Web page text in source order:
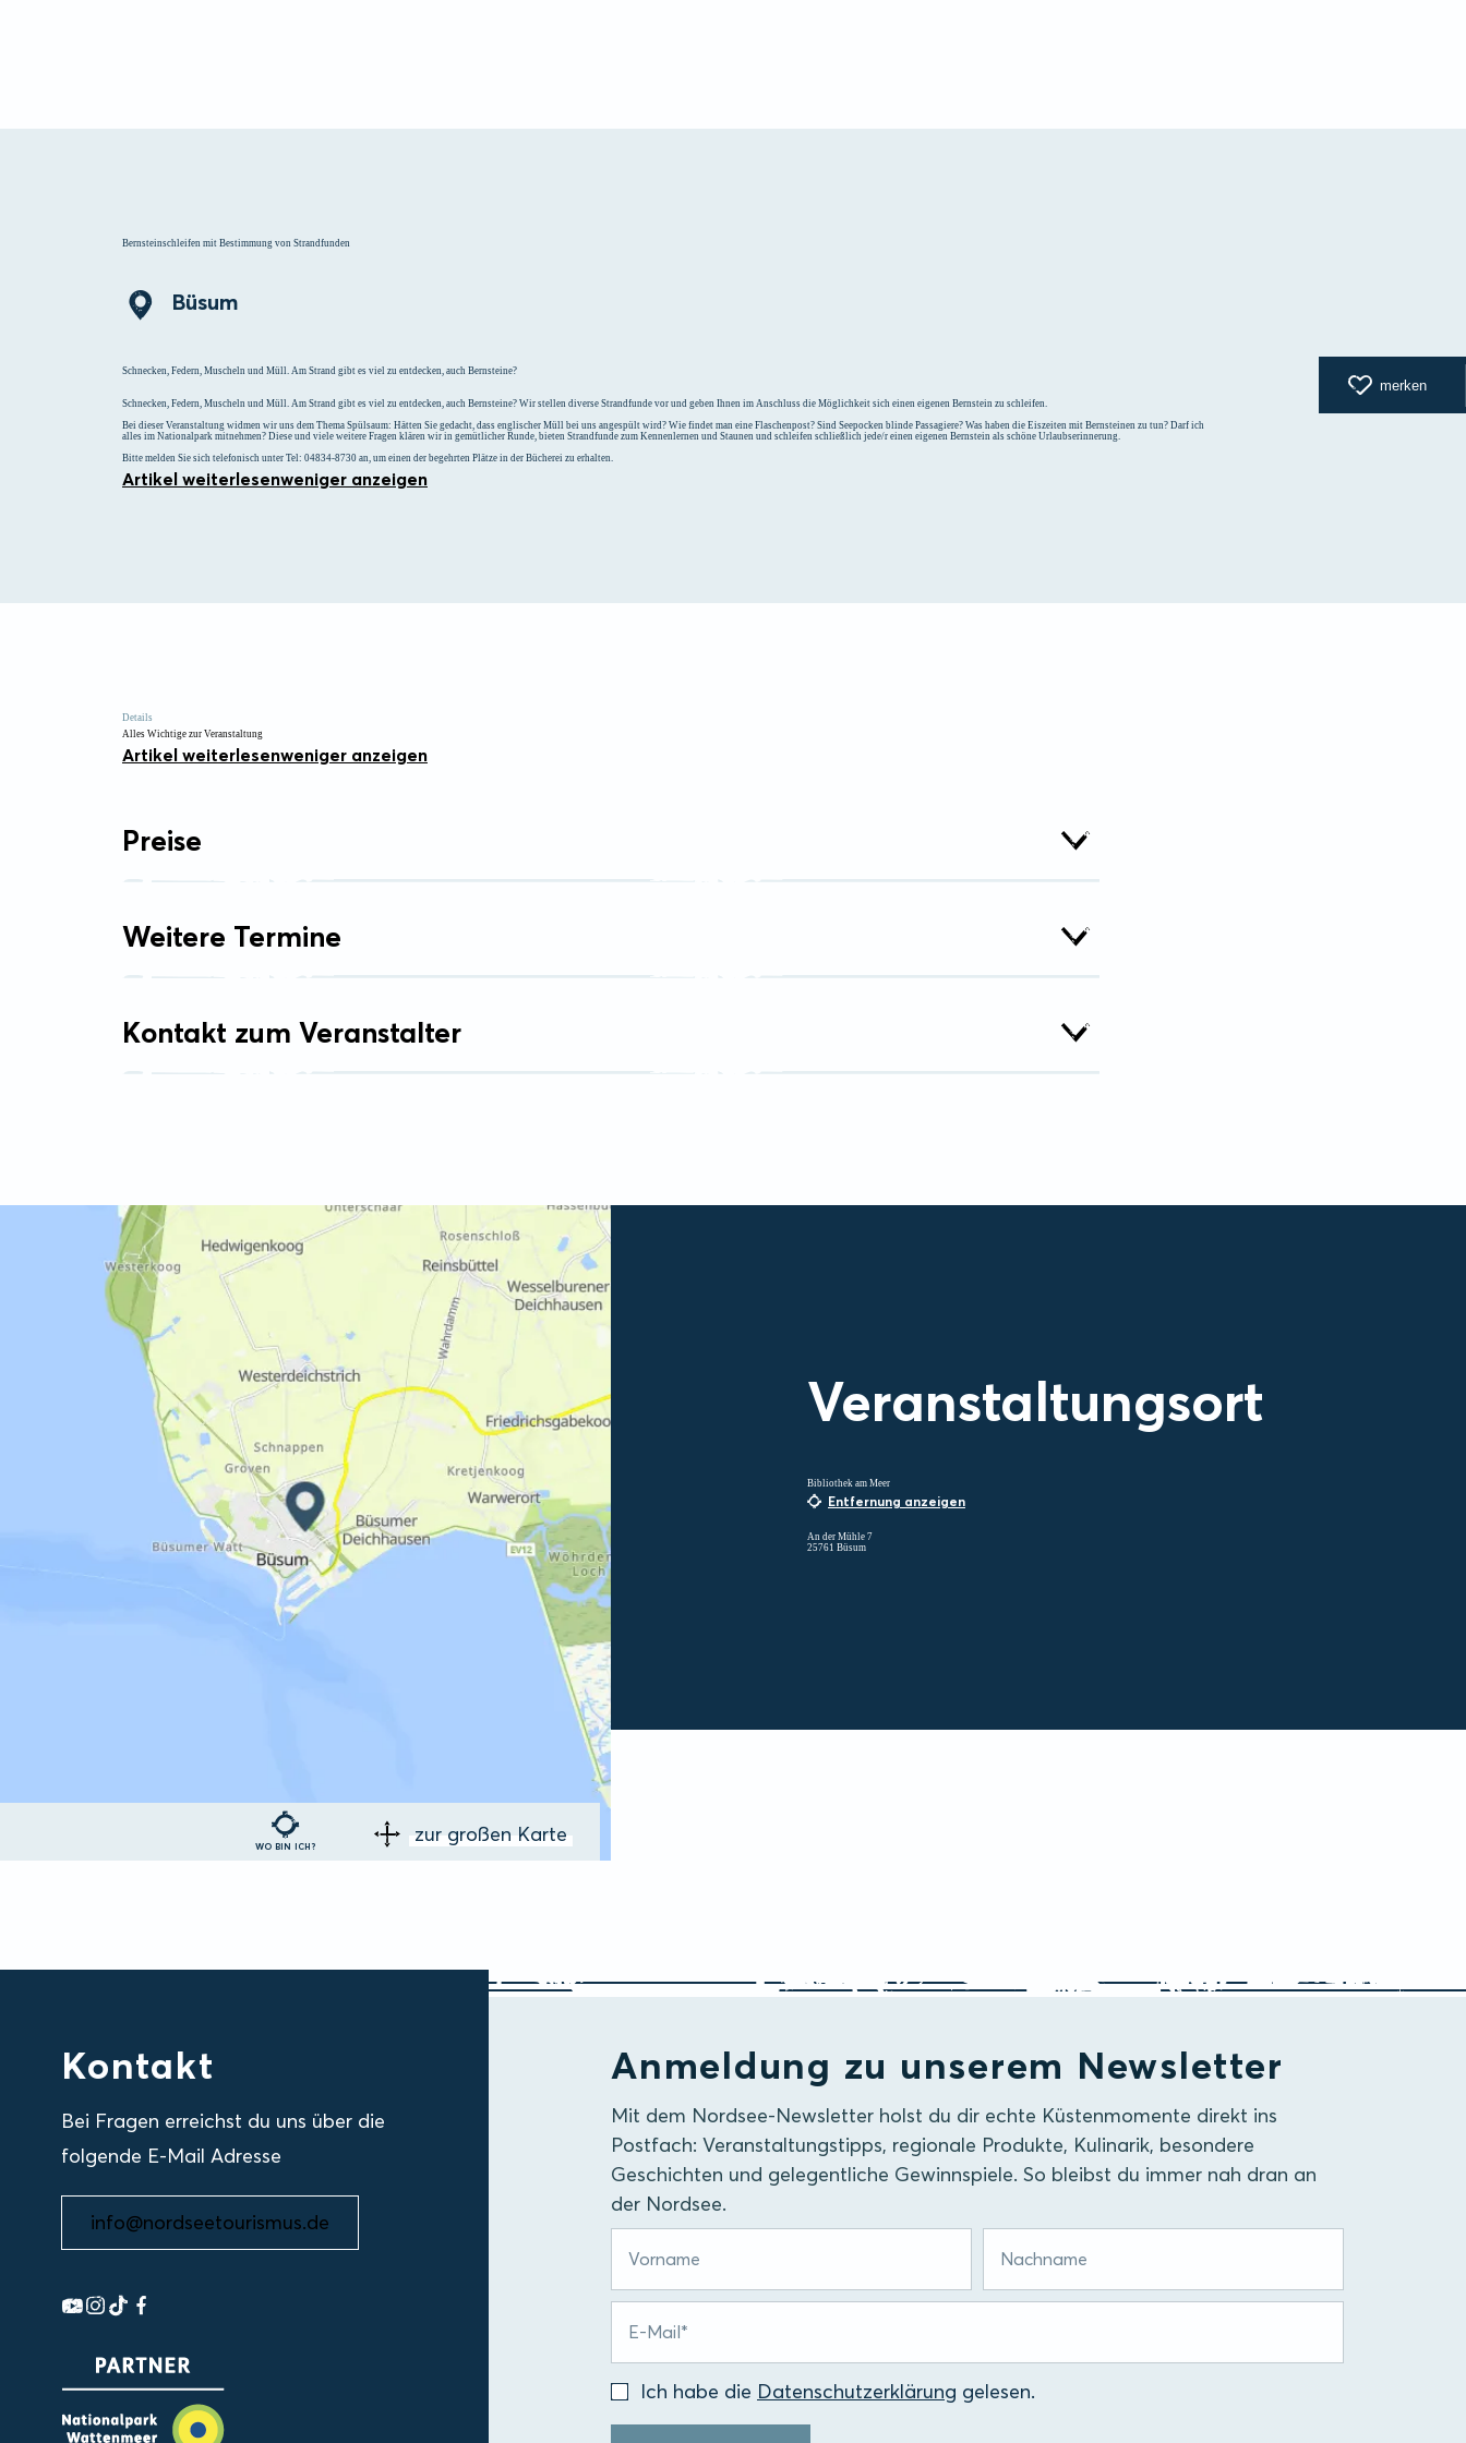
Bernsteinschleifen mit Bestimmung von Strandfunden
Büsum
Schnecken, Federn, Muscheln und Müll. Am Strand gibt es viel zu entdecken, auch Bernsteine?
Schnecken, Federn, Muscheln und Müll. Am Strand gibt es viel zu entdecken, auch Bernsteine? Wir stellen diverse Strandfunde vor und geben Ihnen im Anschluss die Möglichkeit sich einen eigenen Bernstein zu schleifen.
Bei dieser Veranstaltung widmen wir uns dem Thema Spülsaum: Hätten Sie gedacht, dass englischer Müll bei uns angespült wird? Wie findet man eine Flaschenpost? Sind Seepocken blinde Passagiere? Was haben die Eiszeiten mit Bernsteinen zu tun? Darf ich
alles im Nationalpark mitnehmen? Diese und viele weitere Fragen klären wir in gemütlicher Runde, bieten Strandfunde zum Kennenlernen und Staunen und schleifen schließlich jede/r einen eigenen Bernstein als schöne Urlaubserinnerung.
Bitte melden Sie sich telefonisch unter Tel: 04834-8730 an, um einen der begehrten Plätze in der Bücherei zu erhalten.
Artikel weiterlesenweniger anzeigen
Details
Alles Wichtige zur Veranstaltung
Artikel weiterlesenweniger anzeigen
Preise
Weitere Termine
Kontakt zum Veranstalter
Veranstaltungsort
WO BIN ICH? zur großen Karte
Bibliothek am Meer
Entfernung anzeigen
An der Mühle 7
25761 Büsum
merken
Anmeldung zu unserem Newsletter
Mit dem Nordsee-Newsletter holst du dir echte Küstenmomente direkt ins
Postfach: Veranstaltungstipps, regionale Produkte, Kulinarik, besondere
Geschichten und gelegentliche Gewinnspiele. So bleibst du immer nah dran an
der Nordsee.
Ich habe die Datenschutzerklärung gelesen.
Kontakt
Bei Fragen erreichst du uns über die
folgende E-Mail Adresse
info@nordseetourismus.de